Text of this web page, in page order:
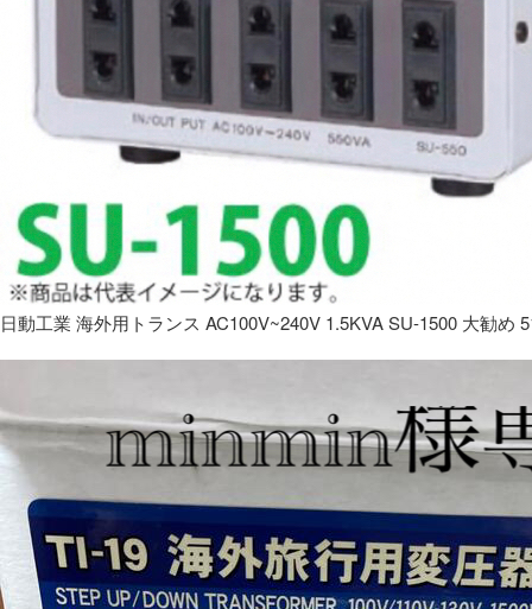
日動工業 海外用トランス AC100V~240V 1.5KVA SU-1500 大勧め